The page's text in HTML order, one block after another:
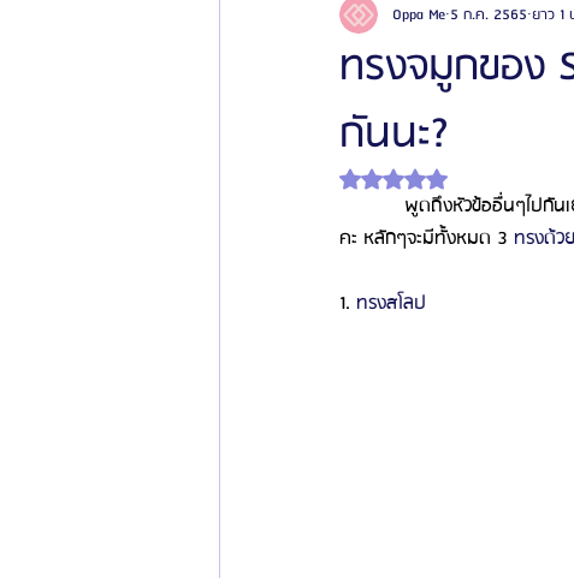
รีวิวศัลยกรรมฉีดไขมัน รีวิวศัลยกรรมดูดไขมัน
โรงพยาบาลศัลยกรรมเฟรช
โรงพยาบาลศัลยกรรมม
ข่าวสารศัลยกรรมเกาหลี
ทรงจมูกของ
กันนะ?
Oppa Me 5 ก.ค. 2565 ยาว 1
ได้รับ NaN เต็ม 5 ดาว
พูดถึงหัวข้ออื่นๆไปกันเยอะ
คะ หลักๆจะมีทั้งหมด 3 ทรงด้ว
1. ทรงสโลป